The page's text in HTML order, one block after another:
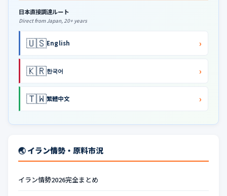
日本直接調達ルート
Direct from Japan, 20+ years
🇺🇸English ›
🇰🇷한국어 ›
🇹🇼繁體中文 ›
🌏 イラン情勢・原料市況
イラン情勢2026完全まとめ